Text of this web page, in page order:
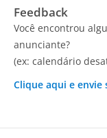
Feedback
Você encontrou
anunciante?
(ex: calendário
Clique aqui e envie